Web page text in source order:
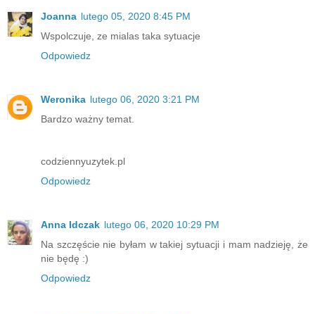
Joanna lutego 05, 2020 8:45 PM
Wspolczuje, ze mialas taka sytuacje
Odpowiedz
Weronika lutego 06, 2020 3:21 PM
Bardzo ważny temat.
codziennyuzytek.pl
Odpowiedz
Anna Idczak lutego 06, 2020 10:29 PM
Na szczęście nie byłam w takiej sytuacji i mam nadzieję, że
nie będę :)
Odpowiedz